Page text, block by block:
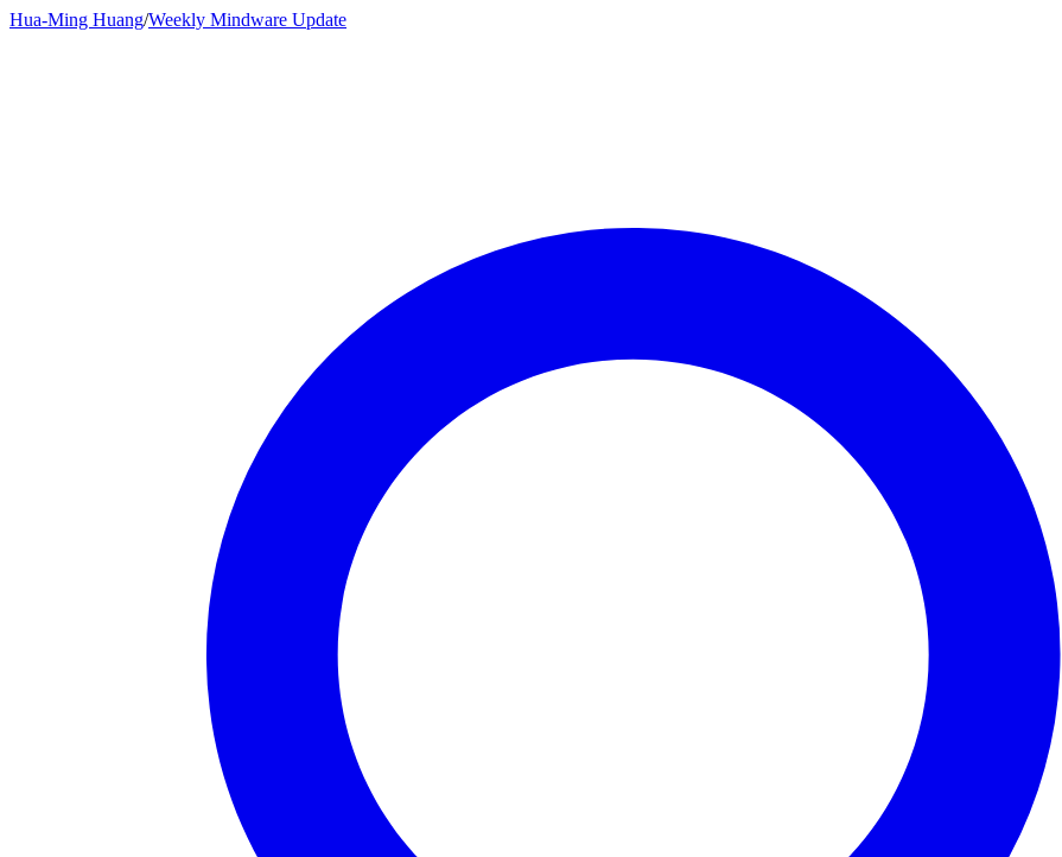
Hua-Ming Huang/Weekly Mindware Update